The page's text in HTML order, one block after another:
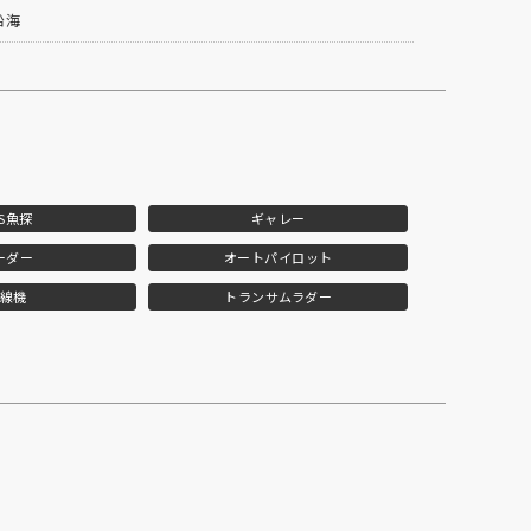
海
魚探 ギャレー
ダー オートパイロット
機 トランサムラダー